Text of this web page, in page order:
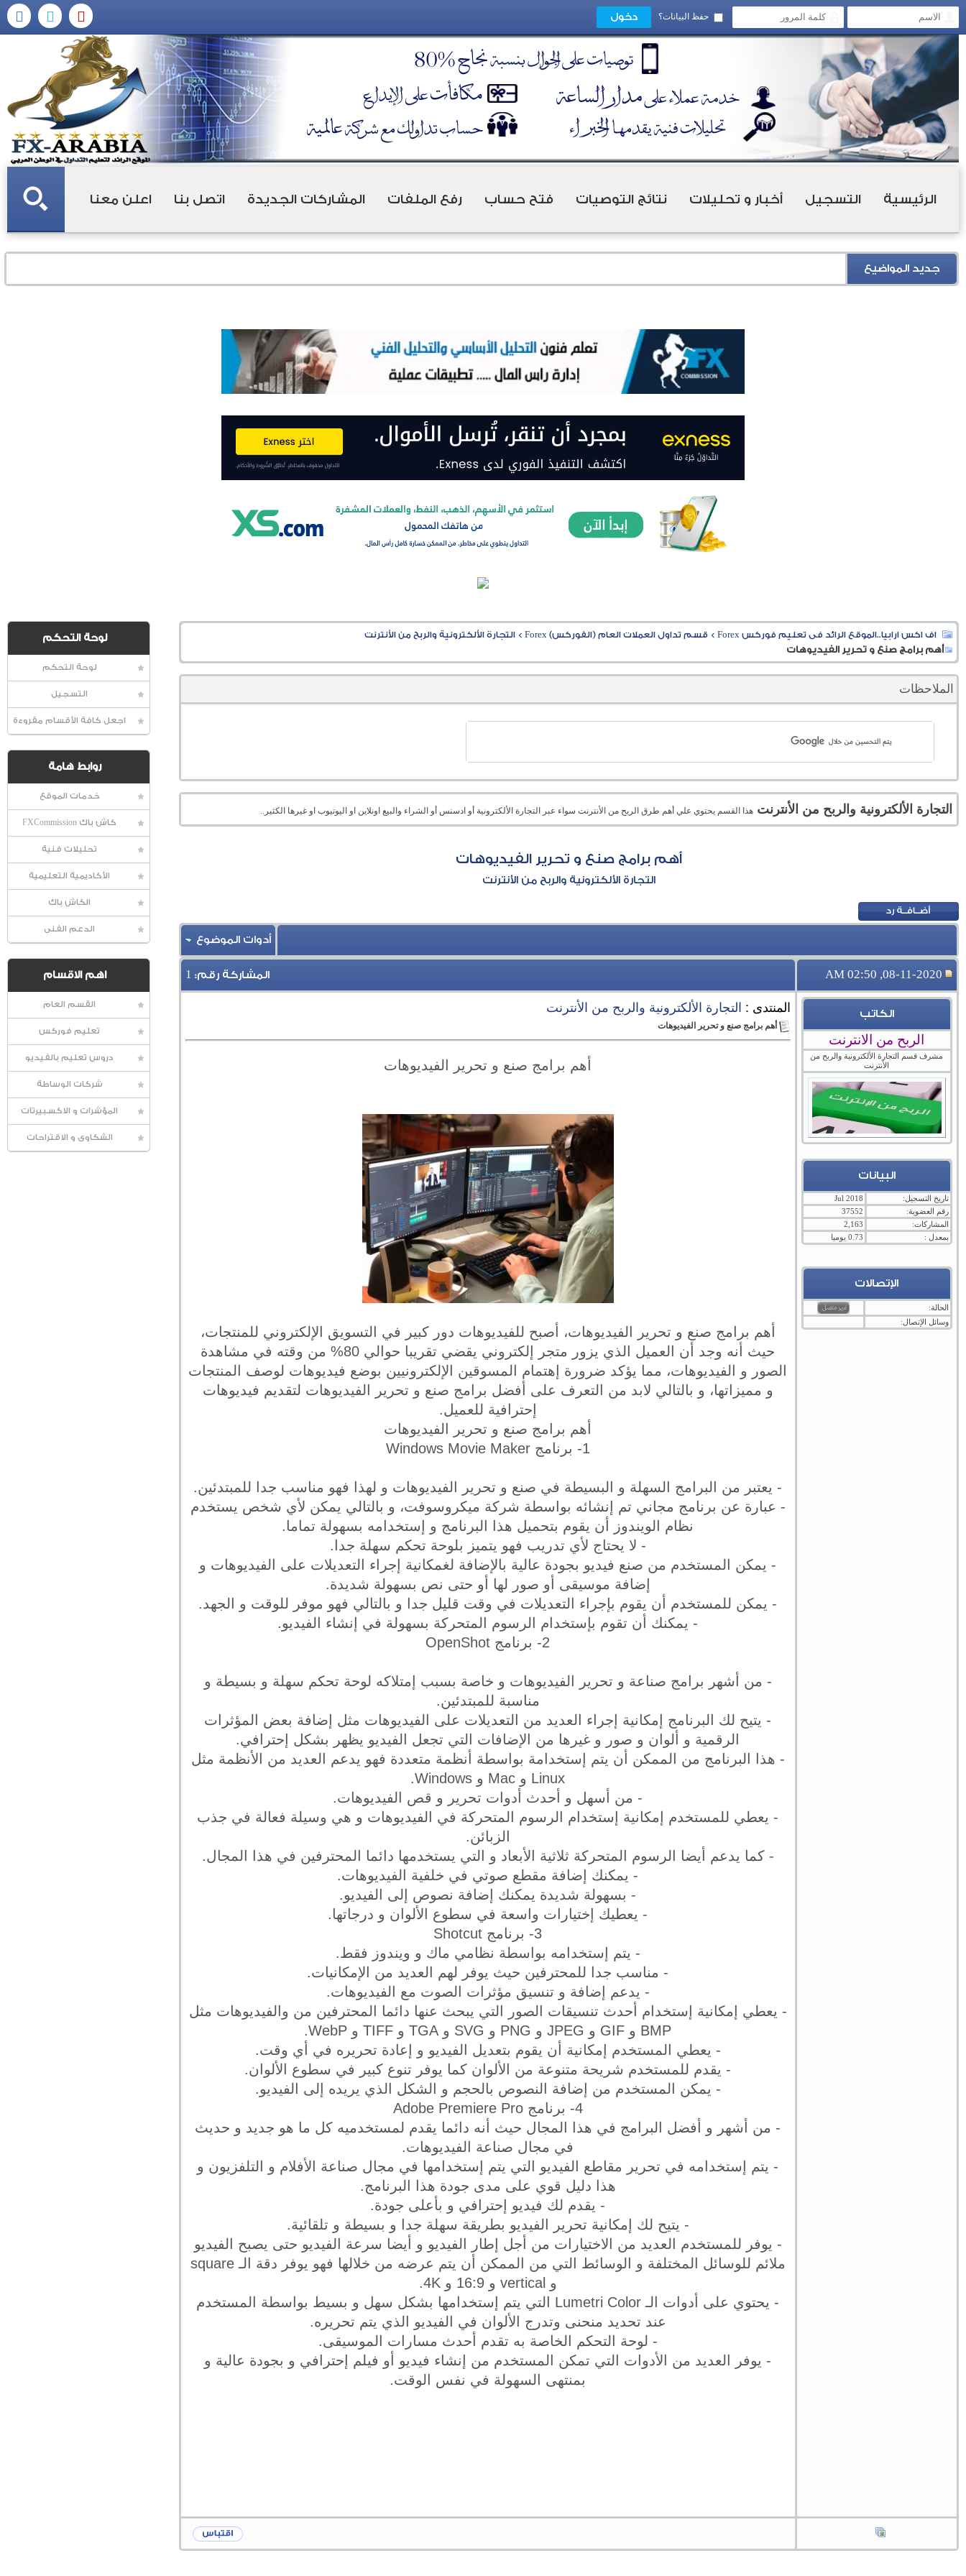
حفظ البيانات؟
الرئيسية التسجيل أخبار و تحليلات نتائج التوصيات فتح حساب رفع الملفات المشاركات الجديدة اتصل بنا اعلن معنا
جديد المواضيع
لوحة التحكم
لوحة التحكم
التسجيل
اجعل كافة الأقسام مقروءة
روابط هامة
خدمات الموقع
كاش باك FXCommission
تحليلات فنية
الأكاديمية التعليمية
الكاش باك
الدعم الفنى
اهم الاقسام
القسم العام
تعليم فوركس
دروس تعليم بالفيديو
شركات الوساطة
المؤشرات و الاكسبيرتات
الشكاوى و الاقتراحات
اف اكس ارابيا..الموقع الرائد فى تعليم فوركس Forex > قسم تداول العملات العام (الفوركس) Forex >التجارة الألكترونية والربح من الأنترنت
أهم برامج صنع و تحرير الفيديوهات
الملاحظات
التجارة الألكترونية والربح من الأنترنت هذا القسم يحتوي علي أهم طرق الربح من الأنترنت سواء عبر التجارة الألكترونية أو ادسنس أو الشراء والبيع اونلاين او اليوتيوب او غيرها الكثير..
أهم برامج صنع و تحرير الفيديوهات
التجارة الألكترونية والربح من الأنترنت
أدوات الموضوع
08-11-2020, 02:50 AM المشاركة رقم: 1
الكاتب
الربح من الانترنت
مشرف قسم التجارة الألكترونية والربح من
الأنترنت
البيانات
تاريخ التسجيل:
Jul 2018
رقم العضوية:
37552
المشاركات:
2,163
بمعدل :
0.73 يوميا
الإتصالات
الحالة:
وسائل الإتصال:
المنتدى : التجارة الألكترونية والربح من الأنترنت
أهم برامج صنع و تحرير الفيديوهات
أهم برامج صنع و تحرير الفيديوهات
أهم برامج صنع و تحرير الفيديوهات، أصبح للفيديوهات دور كبير في التسويق الإلكتروني للمنتجات،
حيث أنه وجد أن العميل الذي يزور متجر إلكتروني يقضي تقريبا حوالي 80% من وقته في مشاهدة
الصور و الفيديوهات، مما يؤكد ضرورة إهتمام المسوقين الإلكترونيين بوضع فيديوهات لوصف المنتجات
و مميزاتها، و بالتالي لابد من التعرف على أفضل برامج صنع و تحرير الفيديوهات لتقديم فيديوهات
إحترافية للعميل.
أهم برامج صنع و تحرير الفيديوهات
1- برنامج Windows Movie Maker
- يعتبر من البرامج السهلة و البسيطة في صنع و تحرير الفيديوهات و لهذا فهو مناسب جدا للمبتدئين.
- عبارة عن برنامج مجاني تم إنشائه بواسطة شركة ميكروسوفت، و بالتالي يمكن لأي شخص يستخدم
نظام الويندوز أن يقوم بتحميل هذا البرنامج و إستخدامه بسهولة تماما.
- لا يحتاج لأي تدريب فهو يتميز بلوحة تحكم سهلة جدا.
- يمكن المستخدم من صنع فيديو بجودة عالية بالإضافة لغمكانية إجراء التعديلات على الفيديوهات و
إضافة موسيقى أو صور لها أو حتى نص بسهولة شديدة.
- يمكن للمستخدم أن يقوم بإجراء التعديلات في وقت قليل جدا و بالتالي فهو موفر للوقت و الجهد.
- يمكنك أن تقوم بإستخدام الرسوم المتحركة بسهولة في إنشاء الفيديو.
2- برنامج OpenShot
- من أشهر برامج صناعة و تحرير الفيديوهات و خاصة بسبب إمتلاكه لوحة تحكم سهلة و بسيطة و
مناسبة للمبتدئين.
- يتيح لك البرنامج إمكانية إجراء العديد من التعديلات على الفيديوهات مثل إضافة بعض المؤثرات
الرقمية و ألوان و صور و غيرها من الإضافات التي تجعل الفيديو يظهر بشكل إحترافي.
- هذا البرنامج من الممكن أن يتم إستخدامة بواسطة أنظمة متعددة فهو يدعم العديد من الأنظمة مثل
Linux و Mac و Windows.
- من أسهل و أحدث أدوات تحرير و قص الفيديوهات.
- يعطي للمستخدم إمكانية إستخدام الرسوم المتحركة في الفيديوهات و هي وسيلة فعالة في جذب
الزبائن.
- كما يدعم أيضا الرسوم المتحركة ثلاثية الأبعاد و التي يستخدمها دائما المحترفين في هذا المجال.
- يمكنك إضافة مقطع صوتي في خلفية الفيديوهات.
- بسهولة شديدة يمكنك إضافة نصوص إلى الفيديو.
- يعطيك إختيارات واسعة في سطوع الألوان و درجاتها.
3- برنامج Shotcut
- يتم إستخدامه بواسطة نظامي ماك و ويندوز فقط.
- مناسب جدا للمحترفين حيث يوفر لهم العديد من الإمكانيات.
- يدعم إضافة و تنسيق مؤثرات الصوت مع الفيديوهات.
- يعطي إمكانية إستخدام أحدث تنسيقات الصور التي يبحث عنها دائما المحترفين من والفيديوهات مثل
BMP و GIF و JPEG و PNG و SVG و TGA و TIFF و WebP.
- يعطي المستخدم إمكانية أن يقوم بتعديل الفيديو و إعادة تحريره في أي وقت.
- يقدم للمستخدم شريحة متنوعة من الألوان كما يوفر تنوع كبير في سطوع الألوان.
- يمكن المستخدم من إضافة النصوص بالحجم و الشكل الذي يريده إلى الفيديو.
4- برنامج Adobe Premiere Pro
- من أشهر و أفضل البرامج في هذا المجال حيث أنه دائما يقدم لمستخدميه كل ما هو جديد و حديث
في مجال صناعة الفيديوهات.
- يتم إستخدامه في تحرير مقاطع الفيديو التي يتم إستخدامها في مجال صناعة الأفلام و التلفزيون و
هذا دليل قوي على مدى جودة هذا البرنامج.
- يقدم لك فيديو إحترافي و بأعلى جودة.
- يتيح لك إمكانية تحرير الفيديو بطريقة سهلة جدا و بسيطة و تلقائية.
- يوفر للمستخدم العديد من الاختيارات من أجل إطار الفيديو و أيضا سرعة الفيديو حتى يصبح الفيديو
ملائم للوسائل المختلفة و الوسائط التي من الممكن أن يتم عرضه من خلالها فهو يوفر دقة الـ square
و vertical و 16:9 و 4K.
- يحتوي على أدوات الـ Lumetri Color التي يتم إستخدامها بشكل سهل و بسيط بواسطة المستخدم
عند تحديد منحنى وتدرج الألوان في الفيديو الذي يتم تحريره.
- لوحة التحكم الخاصة به تقدم أحدث مسارات الموسيقى.
- يوفر العديد من الأدوات التي تمكن المستخدم من إنشاء فيديو أو فيلم إحترافي و بجودة عالية و
بمنتهى السهولة في نفس الوقت.